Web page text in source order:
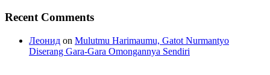
Recent Comments
Леонид on Mulutmu Harimaumu, Gatot Nurmantyo
Diserang Gara-Gara Omongannya Sendiri